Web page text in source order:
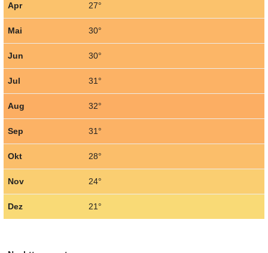
Apr 27°
Mai 30°
Jun 30°
Jul 31°
Aug 32°
Sep 31°
Okt 28°
Nov 24°
Dez 21°